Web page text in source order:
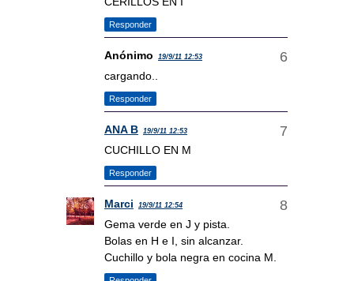
Responder
Anónimo 19/9/11 12:53
cargando..
Responder
ANA B 19/9/11 12:53
CUCHILLO EN M
Responder
Marci 19/9/11 12:54
Gema verde en J y pista.
Bolas en H e I, sin alcanzar.
Cuchillo y bola negra en cocina M.